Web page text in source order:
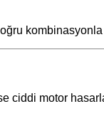
kombinasyonla
ciddi motor